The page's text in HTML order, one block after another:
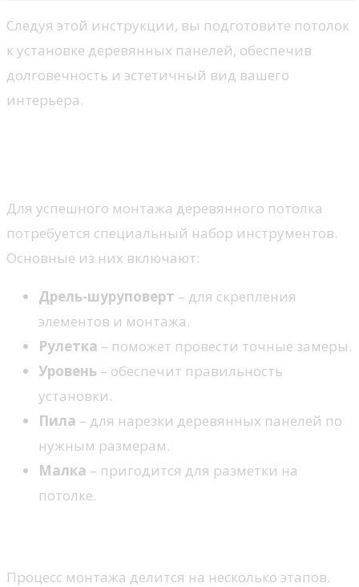
Следуя этой инструкции, вы подготовите потолок
к установке деревянных панелей, обеспечив
долговечность и эстетичный вид вашего
интерьера.
Для успешного монтажа деревянного потолка
потребуется специальный набор инструментов.
Основные из них включают:
Дрель-шуруповерт – для скрепления
элементов и монтажа.
Рулетка – поможет провести точные замеры.
Уровень – обеспечит правильность
установки.
Пила – для нарезки деревянных панелей по
нужным размерам.
Малка – пригодится для разметки на
потолке.
Процесс монтажа делится на несколько этапов.